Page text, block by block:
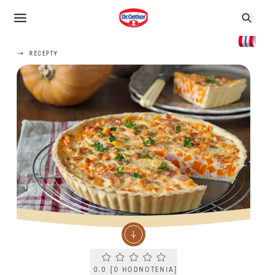
RECEPTY
Current rating 0.0. Click to rate.
0.0 0 HODNOTENIA